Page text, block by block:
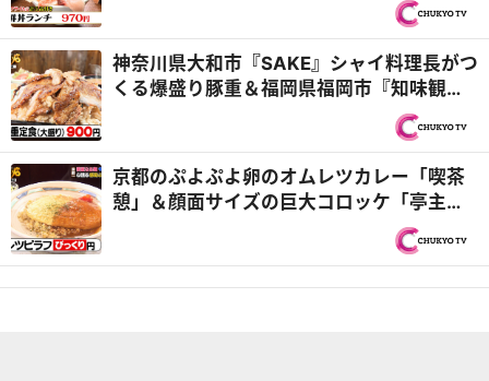
ェ付き！ハラミステーキランチ『PS純金
（ゴールド）』
神奈川県大和市『SAKE』シャイ料理長がつ
くる爆盛り豚重＆福岡県福岡市『知味観
（しみかん）』仲良しヤング兄弟！『オモ
京都のぷよぷよ卵のオムレツカレー「喫茶
憩」＆顔面サイズの巨大コロッケ「亭主関